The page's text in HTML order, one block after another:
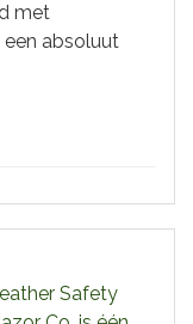
met
absoluut
Safety